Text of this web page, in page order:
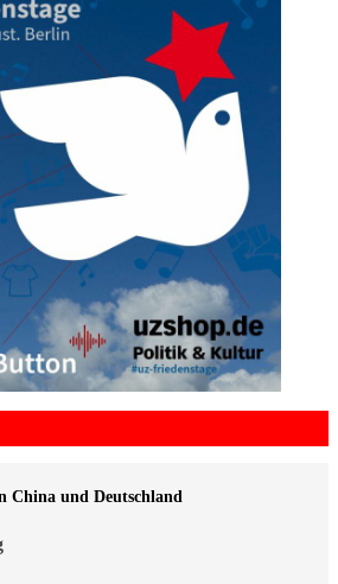
China und Deutschland